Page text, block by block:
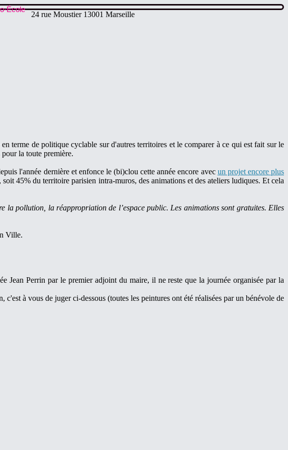
École
24 rue Moustier 13001 Marseille
terme de politique cyclable sur d'autres territoires et le comparer à ce qui est fait sur le
la toute première.
l'année dernière et enfonce le (bi)clou cette année encore avec un projet encore plus
45% du territoire parisien intra-muros, des animations et des ateliers ludiques. Et cela
la pollution, la réappropriation de l’espace public. Les animations sont gratuites. Elles
Ville.
Jean Perrin par le premier adjoint du maire, il ne reste que la journée organisée par la
à vous de juger ci-dessous (toutes les peintures ont été réalisées par un bénévole de